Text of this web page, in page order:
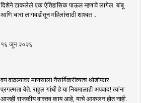
दिशेने टाकलेले एक ऐतिहासिक पाऊल म्हणावे लागेल. बांबू
आणि चारा लागवडीतून महिलांसाठी शाश्वत ..
१६ जून २०२६
वय वाढल्यावर माणसाला नैसर्गिकरीत्याच थोडीफार
प्रगल्भता येते. राहुल गांधी हे या नियमालाही अपवाद! त्यांना
आजही राजकीय वास्तव काय आहे, याचे आकलन होत नाही.